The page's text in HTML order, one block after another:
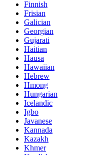
Finnish
Frisian
Galician
Georgian
Gujarati
Haitian
Hausa
Hawaiian
Hebrew
Hmong
Hungarian
Icelandic
Igbo
Javanese
Kannada
Kazakh
Khmer